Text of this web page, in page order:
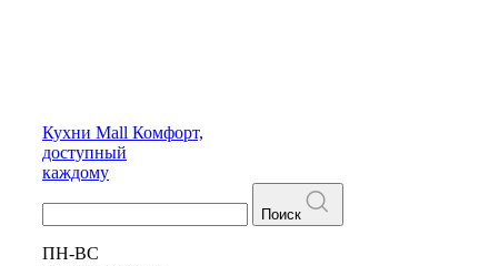
Кухни Mall Комфорт,
доступный
каждому
Поиск
ПН-ВС